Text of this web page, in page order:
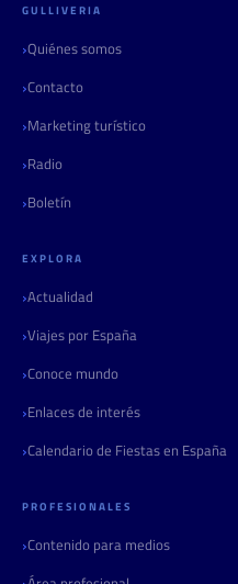
GULLIVERIA
Quiénes somos
Contacto
Marketing turístico
Radio
Boletín
EXPLORA
Actualidad
Viajes por España
Conoce mundo
Enlaces de interés
Calendario de Fiestas en España
PROFESIONALES
Contenido para medios